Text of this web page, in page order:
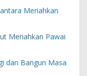
Meriahkan
Meriahkan Pawai
dan Bangun Masa